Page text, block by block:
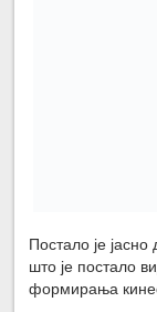
Постало је
што је постало
формирања